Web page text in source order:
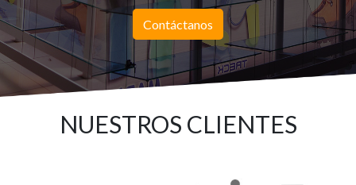
Contáctanos
NUESTROS CLIENTES